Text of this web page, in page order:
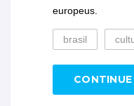
europeus.
brasil